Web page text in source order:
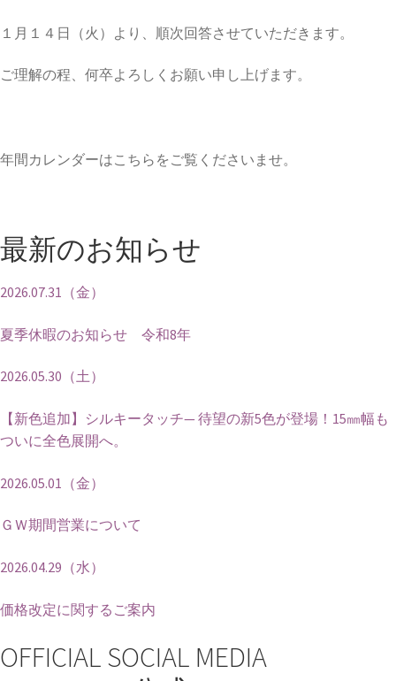
１月１４日（火）より、順次回答させていただきます。
ご理解の程、何卒よろしくお願い申し上げます。
年間カレンダーはこちらをご覧くださいませ。
最新のお知らせ
2026.07.31（金）
夏季休暇のお知らせ 令和8年
2026.05.30（土）
【新色追加】シルキータッチ— 待望の新5色が登場！15㎜幅も
ついに全色展開へ。
2026.05.01（金）
ＧＷ期間営業について
2026.04.29（水）
価格改定に関するご案内
OFFICIAL SOCIAL MEDIA